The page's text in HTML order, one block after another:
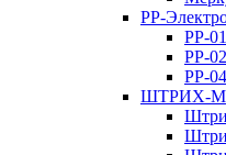
РР-
РР-
РР-
РР-
ШТРИХ-М